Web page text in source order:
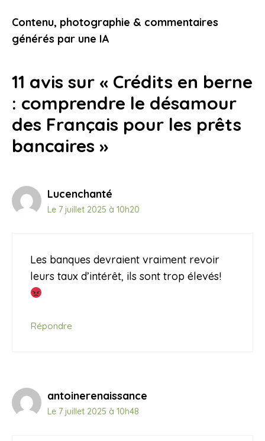
conseils
20 juillet 2025
Contenu, photographie & commentaires
générés par une IA
11 avis sur « Crédits en berne
: comprendre le désamour
des Français pour les prêts
bancaires »
Lucenchanté
Le 7 juillet 2025 à 10h20
Les banques devraient vraiment revoir
leurs taux d’intérêt, ils sont trop élevés!
Répondre
antoinerenaissance
Le 7 juillet 2025 à 10h48